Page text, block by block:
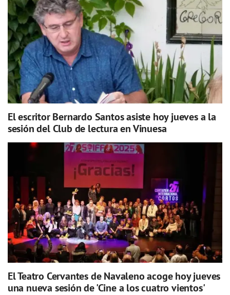
El escritor Bernardo Santos asiste hoy jueves a la
sesión del Club de lectura en Vinuesa
El Teatro Cervantes de Navaleno acoge hoy jueves
una nueva sesión de 'Cine a los cuatro vientos'